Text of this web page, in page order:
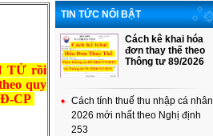
TỬ rồi
quy
CP
TIN TỨC NỔI BẬT
Cách kê khai hóa
đơn thay thế theo
Thông tư 89/2026
Cách tính thuế thu nhập cá nhân
2026 mới nhất theo Nghị định
253